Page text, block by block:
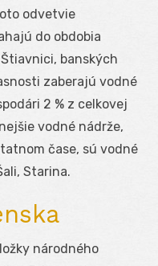
odvetvie
do obdobia
banských
zaberajú vodné
2 % z celkovej
vodné nádrže,
čase, sú vodné
Starina.
národného